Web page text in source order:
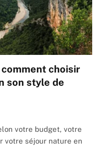
choisir
son style de
votre budget, votre
votre séjour nature en